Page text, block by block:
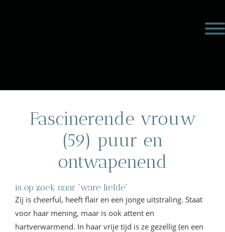
Fascinerende vrouw
(59) puur en
ontwapenend
is op zoek naar 'ware liefde'
Zij is cheerful, heeft flair en een jonge uitstraling. Staat
voor haar mening, maar is ook attent en
hartverwarmend. In haar vrije tijd is ze gezellig (en een